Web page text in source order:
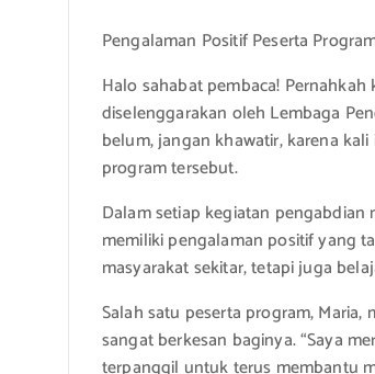
Pengalaman Positif Peserta
Halo sahabat pembaca!
diselenggarakan oleh Lembaga
belum, jangan khawatir, karena
program tersebut.
Dalam setiap kegiatan pengabdian
memiliki pengalaman positif yang
masyarakat sekitar, tetapi juga
Salah satu peserta program,
sangat berkesan baginya. “Saya
terpanggil untuk terus membantu